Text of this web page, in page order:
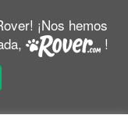
¡Nos hemos
!